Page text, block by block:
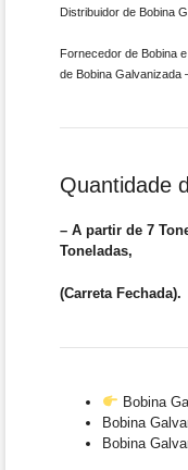
Distribuidor de Bobina
Fornecedor de Bobina
de Bobina Galvanizada
Quantidade
– A partir de 7
Toneladas,
(Carreta Fechada).
Bobina
Bobina
Bobina